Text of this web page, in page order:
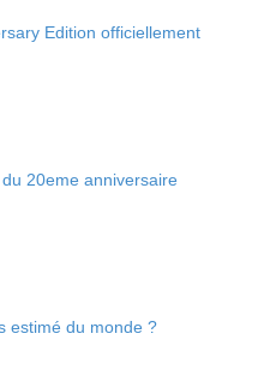
Edition officiellement
20eme anniversaire
estimé du monde ?